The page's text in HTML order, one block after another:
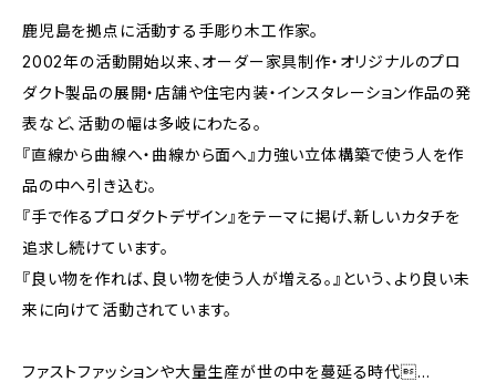
鹿児島を拠点に活動する手彫り木工作家。
2002年の活動開始以来、オーダー家具制作・オリジナルのプロ
ダクト製品の展開・店舗や住宅内装・インスタレーション作品の発
表など、活動の幅は多岐にわたる。
『直線から曲線へ・曲線から面へ』力強い立体構築で使う人を作
品の中へ引き込む。
『手で作るプロダクトデザイン』をテーマに掲げ、新しいカタチを
追求し続けています。
『良い物を作れば、良い物を使う人が増える。』という、より良い未
来に向けて活動されています。
ファストファッションや大量生産が世の中を蔓延る時代…